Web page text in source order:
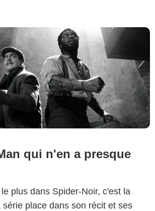
qui n'en a presque
plus dans Spider-Noir, c'est la
place dans son récit et ses